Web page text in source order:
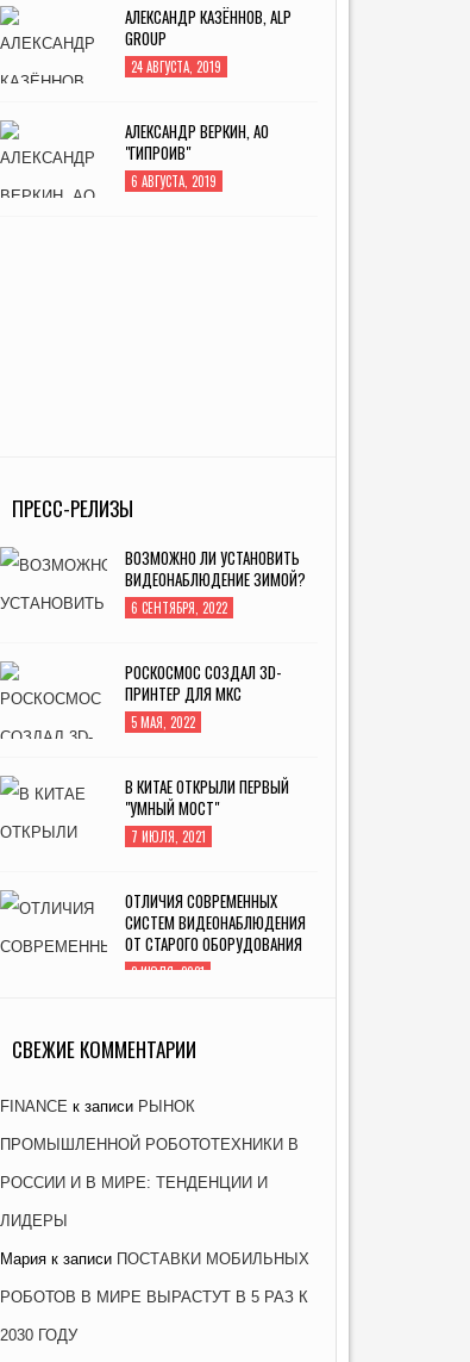
АЛЕКСАНДР КАЗЁННОВ, ALP
GROUP
24 АВГУСТА, 2019
АЛЕКСАНДР ВЕРКИН, АО
"ГИПРОИВ"
6 АВГУСТА, 2019
ПРЕСС-РЕЛИЗЫ
ВОЗМОЖНО ЛИ УСТАНОВИТЬ
ВИДЕОНАБЛЮДЕНИЕ ЗИМОЙ?
6 СЕНТЯБРЯ, 2022
РОСКОСМОС СОЗДАЛ 3D-
ПРИНТЕР ДЛЯ МКС
5 МАЯ, 2022
В КИТАЕ ОТКРЫЛИ ПЕРВЫЙ
"УМНЫЙ МОСТ"
7 ИЮЛЯ, 2021
ОТЛИЧИЯ СОВРЕМЕННЫХ
СИСТЕМ ВИДЕОНАБЛЮДЕНИЯ
ОТ СТАРОГО ОБОРУДОВАНИЯ
2 ИЮЛЯ, 2021
ПРОИЗВОДСТВО РЕАКТОРНОЙ
УСТАНОВКИ ДЛЯ ЭНЕРГОБЛОКА
26 ЯНВАРЯ, 2021
СВЕЖИЕ КОММЕНТАРИИ
FINANCE к записи РЫНОК
ПРОМЫШЛЕННОЙ РОБОТОТЕХНИКИ В
РОССИИ И В МИРЕ: ТЕНДЕНЦИИ И
ЛИДЕРЫ
Мария к записи ПОСТАВКИ МОБИЛЬНЫХ
РОБОТОВ В МИРЕ ВЫРАСТУТ В 5 РАЗ К
2030 ГОДУ